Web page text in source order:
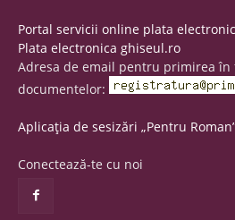
Portal servicii online plata
Plata electronica ghiseul.ro
Adresa de email pentru primirea în
documentelor:
Aplicația de sesizări „Pentru
Conectează-te cu noi